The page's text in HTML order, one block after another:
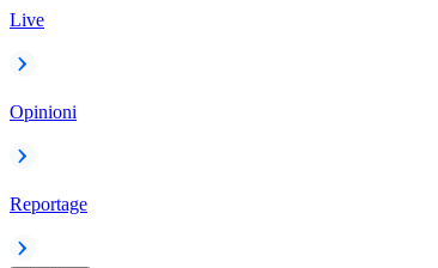
Live
Opinioni
Reportage